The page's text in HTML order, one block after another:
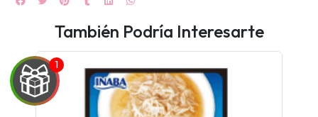
También Podría Interesarte